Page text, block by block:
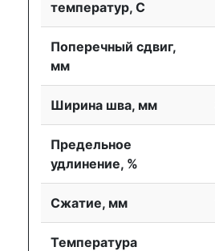
температур, С
Поперечный сдвиг,
мм
Ширина шва, мм
Предельное
удлинение, %
Сжатие, мм
Температура